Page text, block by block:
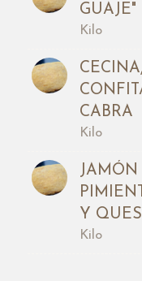
GUAJE"
Kilo
CABRA
Kilo
JAMÓN
Y
Kilo